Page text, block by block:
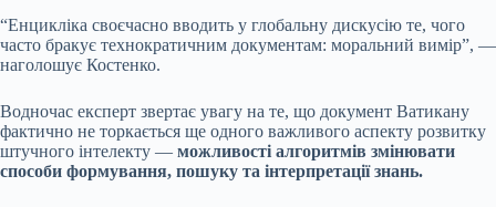
“Енцикліка своєчасно вводить у глобальну дискусію те, чого
часто бракує технократичним документам: моральний вимір”, —
наголошує Костенко.
Водночас експерт звертає увагу на те, що документ Ватикану
фактично не торкається ще одного важливого аспекту розвитку
штучного інтелекту — можливості алгоритмів змінювати
способи формування, пошуку та інтерпретації знань.